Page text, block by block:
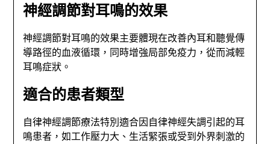
神經調節對耳鳴的效果
神經調節對耳鳴的效果主要體現在改善內耳和聽覺傳
導路徑的血液循環，同時增強局部免疫力，從而減輕
耳鳴症狀。
適合的患者類型
自律神經調節療法特別適合因自律神經失調引起的耳
鳴患者，如工作壓力大、生活緊張或受到外界刺激的